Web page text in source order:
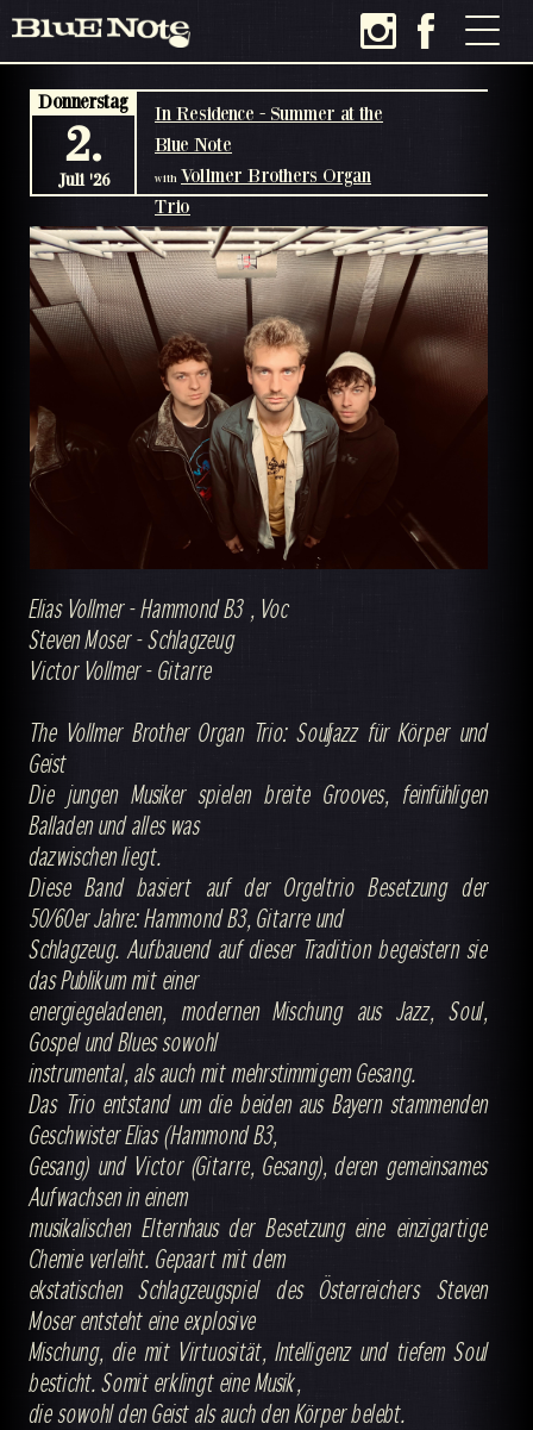
In Residence - Summer at the
Blue Note
with Vollmer Brothers Organ
Trio
Elias Vollmer - Hammond B3 , Voc
Steven Moser - Schlagzeug
Victor Vollmer - Gitarre
The Vollmer Brother Organ Trio: Souljazz für Körper und
Geist
Die jungen Musiker spielen breite Grooves, feinfühligen
Balladen und alles was
dazwischen liegt.
Diese Band basiert auf der Orgeltrio Besetzung der
50/60er Jahre: Hammond B3, Gitarre und
Schlagzeug. Aufbauend auf dieser Tradition begeistern sie
das Publikum mit einer
energiegeladenen, modernen Mischung aus Jazz, Soul,
Gospel und Blues sowohl
instrumental, als auch mit mehrstimmigem Gesang.
Das Trio entstand um die beiden aus Bayern stammenden
Geschwister Elias (Hammond B3,
Gesang) und Victor (Gitarre, Gesang), deren gemeinsames
Aufwachsen in einem
musikalischen Elternhaus der Besetzung eine einzigartige
Chemie verleiht. Gepaart mit dem
ekstatischen Schlagzeugspiel des Österreichers Steven
Moser entsteht eine explosive
Mischung, die mit Virtuosität, Intelligenz und tiefem Soul
besticht. Somit erklingt eine Musik,
die sowohl den Geist als auch den Körper belebt.
Donnerstag
2.
Juli '26